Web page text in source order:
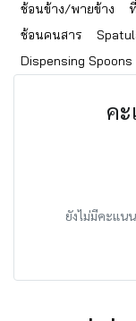
ช้อนข้าง/พายข้าง
ช้อนคนสาร
Dispensing Spoons
ค
ยังไม่มีคะแน